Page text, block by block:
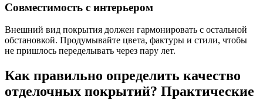
Совместимость с интерьером
Внешний вид покрытия должен гармонировать с остальной
обстановкой. Продумывайте цвета, фактуры и стили, чтобы
не пришлось переделывать через пару лет.
Как правильно определить качество
отделочных покрытий? Практические